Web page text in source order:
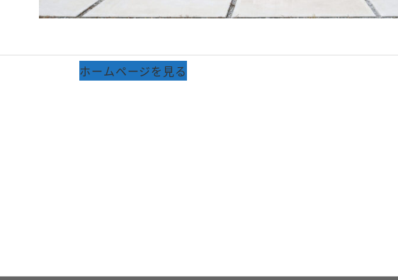
ホームページを見る